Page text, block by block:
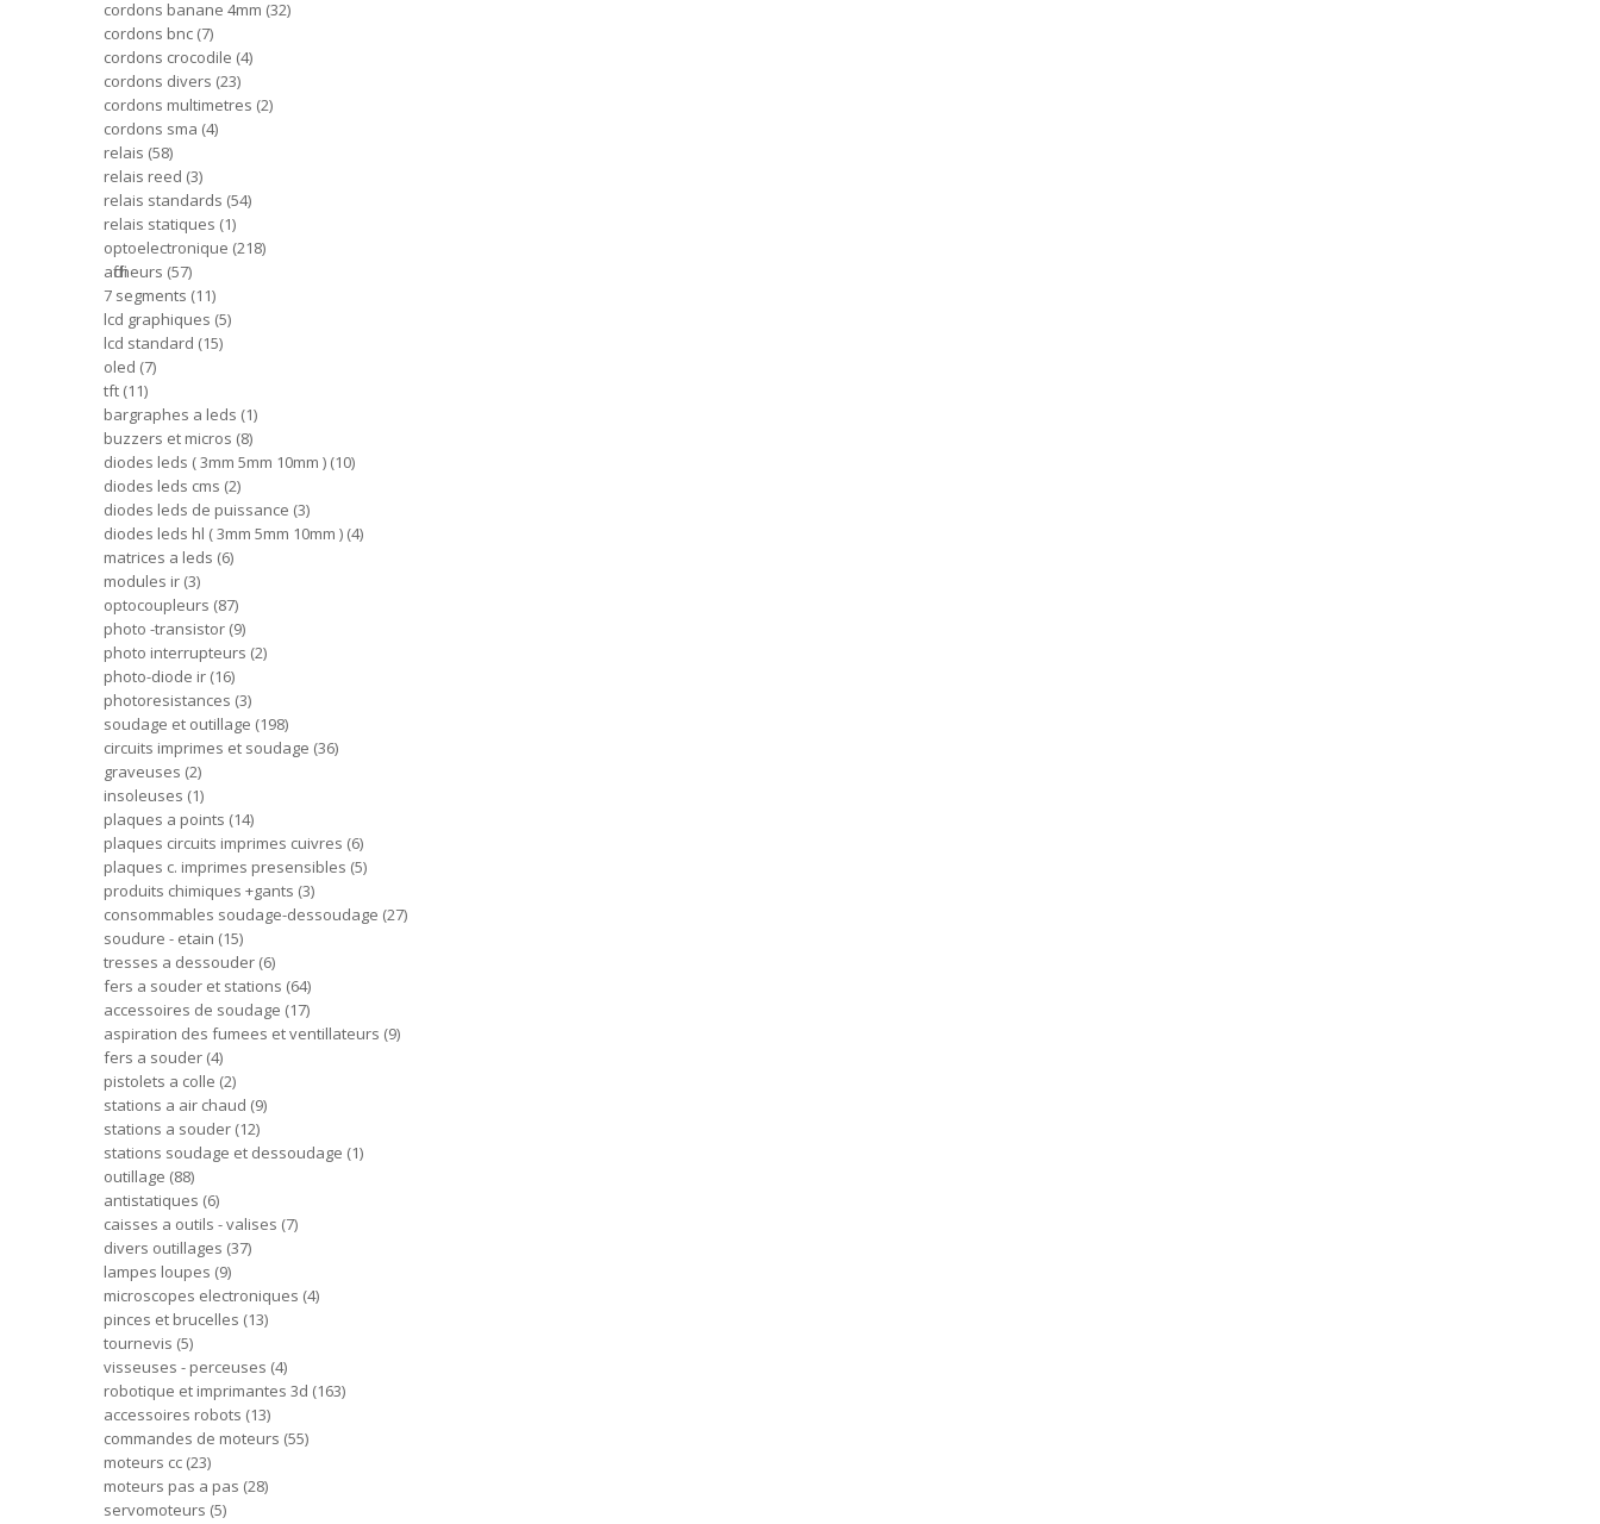
cordons banane 4mm 32
cordons bnc 7
cordons crocodile 4
cordons divers 23
cordons multimetres 2
cordons sma 4
relais 58
relais reed 3
relais standards 54
relais statiques 1
optoelectronique 218
afficheurs 57
7 segments 11
lcd graphiques 5
lcd standard 15
oled 7
tft 11
bargraphes a leds 1
buzzers et micros 8
diodes leds ( 3mm 5mm 10mm ) 10
diodes leds cms 2
diodes leds de puissance 3
diodes leds hl ( 3mm 5mm 10mm ) 4
matrices a leds 6
modules ir 3
optocoupleurs 87
photo -transistor 9
photo interrupteurs 2
photo-diode ir 16
photoresistances 3
soudage et outillage 198
circuits imprimes et soudage 36
graveuses 2
insoleuses 1
plaques a points 14
plaques circuits imprimes cuivres 6
plaques c. imprimes presensibles 5
produits chimiques +gants 3
consommables soudage-dessoudage 27
soudure - etain 15
tresses a dessouder 6
fers a souder et stations 64
accessoires de soudage 17
aspiration des fumees et ventillateurs 9
fers a souder 4
pistolets a colle 2
stations a air chaud 9
stations a souder 12
stations soudage et dessoudage 1
outillage 88
antistatiques 6
caisses a outils - valises 7
divers outillages 37
lampes loupes 9
microscopes electroniques 4
pinces et brucelles 13
tournevis 5
visseuses - perceuses 4
robotique et imprimantes 3d 163
accessoires robots 13
commandes de moteurs 55
moteurs cc 23
moteurs pas a pas 28
servomoteurs 5